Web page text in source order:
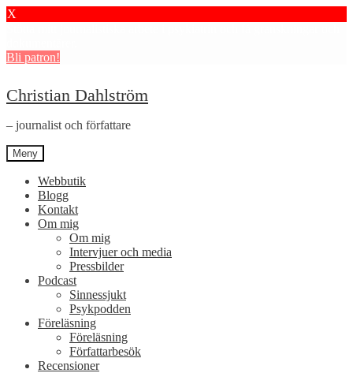
X
Bli patron!
Hoppa
till
navigering
Hoppa
till
innehåll
Christian Dahlström
– journalist och författare
Meny
Webbutik
Blogg
Kontakt
Om mig
Om mig
Intervjuer och media
Pressbilder
Podcast
Sinnessjukt
Psykpodden
Föreläsning
Föreläsning
Författarbesök
Recensioner